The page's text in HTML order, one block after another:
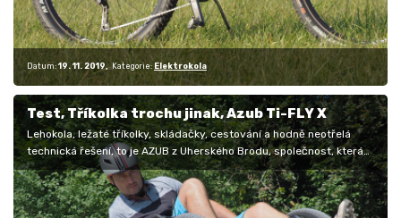
Datum: 19. 11. 2019 Kategorie: Elektrokola
Test, Tříkolka trochu jinak, Azub Ti-FLY X
Lehokola, ležaté tříkolky, skládačky, cestování a hodně neotřelá
technická řešení, to je AZUB z Uherského Brodu, společnost, která
nejde…